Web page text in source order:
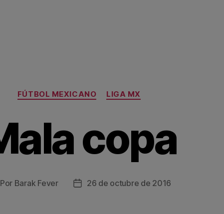
Categorías
FÚTBOL MEXICANO LIGA MX
copa
Por Barak Fever
Fecha26 de octubre de 2016